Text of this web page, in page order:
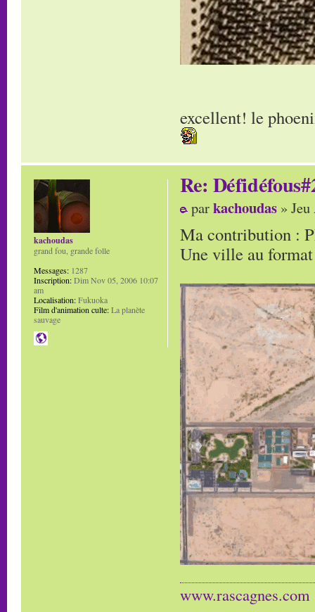
excellent! le
Re:
parkachoudas »
Ma contribution :
Une ville au
www.rascagnes.com
kachoudas
grand fou, grande folle
Messages: 1287
Inscription:Dim Nov 05, 2006 10:07
am
Localisation:Fukuoka
Film d'animation culte:La planète
sauvage